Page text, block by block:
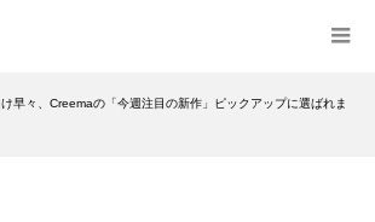
早々、Creemaの「今週注目の新作」ピックアップに選ばれま